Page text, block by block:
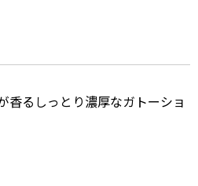
香るしっとり濃厚なガトーショ